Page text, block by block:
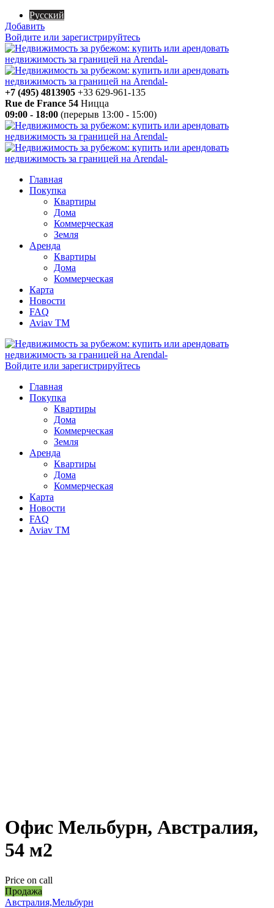
Русский
Добавить
Войдите или зарегистрируйтесь
+7 (495) 4813905 +33 629-961-135
Rue de France 54 Ницца
09:00 - 18:00 (перерыв 13:00 - 15:00)
Главная
Покупка
Квартиры
Дома
Коммерческая
Земля
Аренда
Квартиры
Дома
Коммерческая
Карта
Новости
FAQ
Aviav TM
Войдите или зарегистрируйтесь
Главная
Покупка
Квартиры
Дома
Коммерческая
Земля
Аренда
Квартиры
Дома
Коммерческая
Карта
Новости
FAQ
Aviav TM
Офис Мельбурн, Австралия,
54 м2
Price on call
Продажа
Австралия,Мельбурн